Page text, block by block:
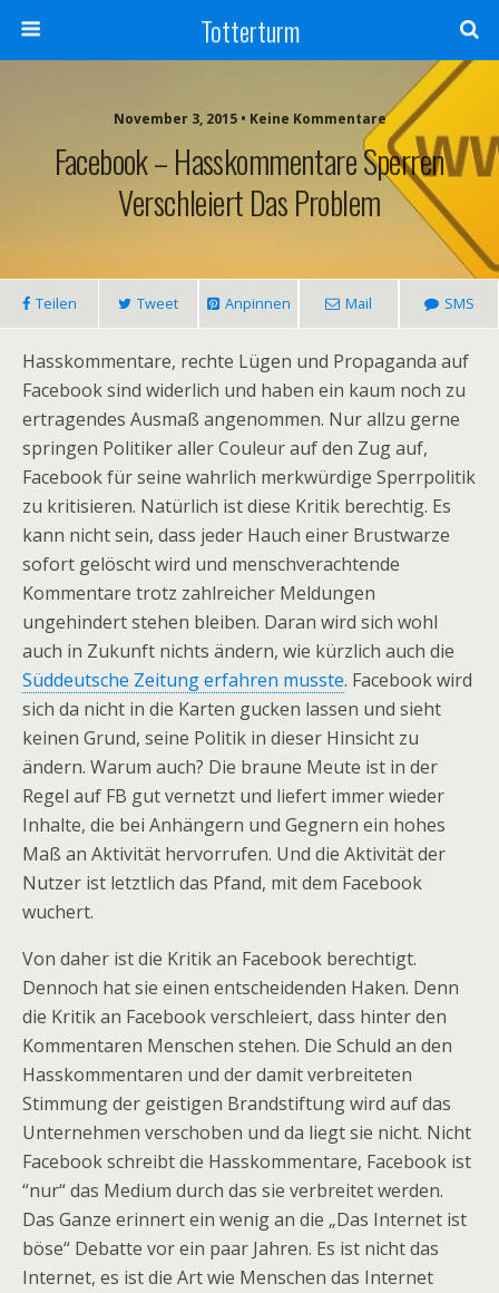
Totterturm
November 3, 2015 • Keine Kommentare
Facebook – Hasskommentare Sperren
Verschleiert Das Problem
Teilen Tweet Anpinnen Mail SMS
Hasskommentare, rechte Lügen und Propaganda auf
Facebook sind widerlich und haben ein kaum noch zu
ertragendes Ausmaß angenommen. Nur allzu gerne
springen Politiker aller Couleur auf den Zug auf,
Facebook für seine wahrlich merkwürdige Sperrpolitik
zu kritisieren. Natürlich ist diese Kritik berechtig. Es
kann nicht sein, dass jeder Hauch einer Brustwarze
sofort gelöscht wird und menschverachtende
Kommentare trotz zahlreicher Meldungen
ungehindert stehen bleiben. Daran wird sich wohl
auch in Zukunft nichts ändern, wie kürzlich auch die
Süddeutsche Zeitung erfahren musste. Facebook wird
sich da nicht in die Karten gucken lassen und sieht
keinen Grund, seine Politik in dieser Hinsicht zu
ändern. Warum auch? Die braune Meute ist in der
Regel auf FB gut vernetzt und liefert immer wieder
Inhalte, die bei Anhängern und Gegnern ein hohes
Maß an Aktivität hervorrufen. Und die Aktivität der
Nutzer ist letztlich das Pfand, mit dem Facebook
wuchert.
Von daher ist die Kritik an Facebook berechtigt.
Dennoch hat sie einen entscheidenden Haken. Denn
die Kritik an Facebook verschleiert, dass hinter den
Kommentaren Menschen stehen. Die Schuld an den
Hasskommentaren und der damit verbreiteten
Stimmung der geistigen Brandstiftung wird auf das
Unternehmen verschoben und da liegt sie nicht. Nicht
Facebook schreibt die Hasskommentare, Facebook ist
“nur“ das Medium durch das sie verbreitet werden.
Das Ganze erinnert ein wenig an die „Das Internet ist
böse“ Debatte vor ein paar Jahren. Es ist nicht das
Internet, es ist die Art wie Menschen das Internet